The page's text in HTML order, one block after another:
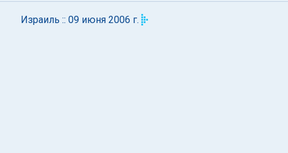
Израиль :: 09 июня 2006 г.